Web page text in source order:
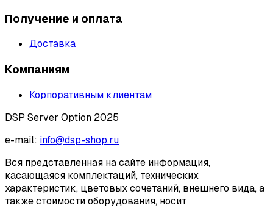
Получение и оплата
Доставка
Компаниям
Корпоративным клиентам
DSP Server Option 2025
e-mail: info@dsp-shop.ru
Вся представленная на сайте информация,
касающаяся комплектаций, технических
характеристик, цветовых сочетаний, внешнего вида, а
также стоимости оборудования, носит